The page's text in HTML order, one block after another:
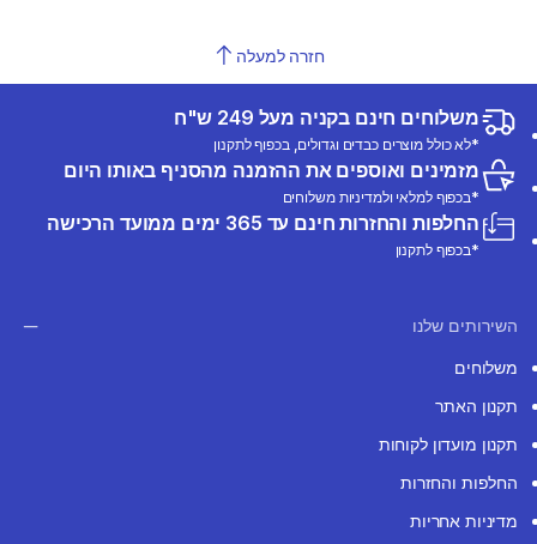
חזרה למעלה
משלוחים חינם בקניה מעל 249 ש"ח
*לא כולל מוצרים כבדים וגדולים, בכפוף לתקנון
מזמינים ואוספים את ההזמנה מהסניף באותו היום
*בכפוף למלאי ולמדיניות משלוחים
החלפות והחזרות חינם עד 365 ימים ממועד הרכישה
*בכפוף לתקנון
השירותים שלנו
משלוחים
תקנון האתר
תקנון מועדון לקוחות
החלפות והחזרות
מדיניות אחריות